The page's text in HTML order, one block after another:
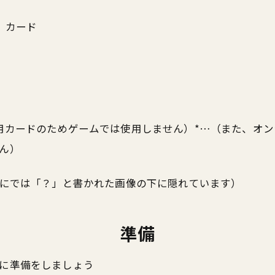
カード
ードのためゲームでは使用しません）*…（また、オン
）
は「？」と書かれた画像の下に隠れています）
準備
準備をしましょう